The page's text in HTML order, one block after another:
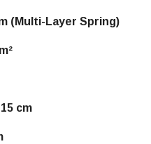
(Multi-Layer Spring)
cm